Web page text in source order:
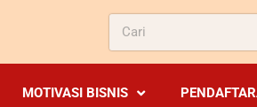
MOTIVASI BISNIS